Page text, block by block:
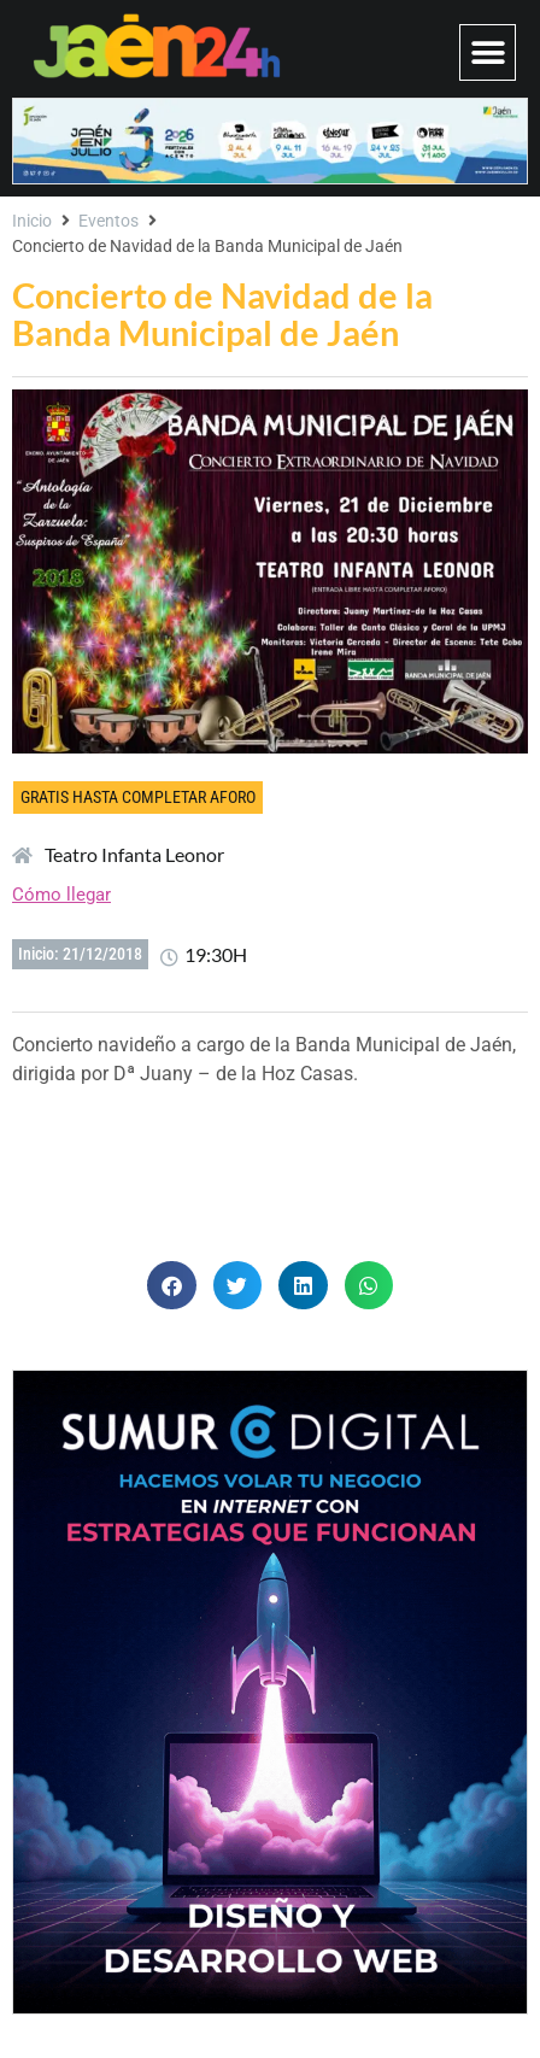
Concierto de Navidad de la
Banda Municipal de Jaén
Inicio
Eventos
Concierto de Navidad de la Banda Municipal de Jaén
GRATIS HASTA COMPLETAR AFORO
Teatro Infanta Leonor
Cómo llegar
Inicio: 21/12/2018 19:30H
Concierto navideño a cargo de la Banda Municipal de Jaén,
dirigida por Dª Juany – de la Hoz Casas.